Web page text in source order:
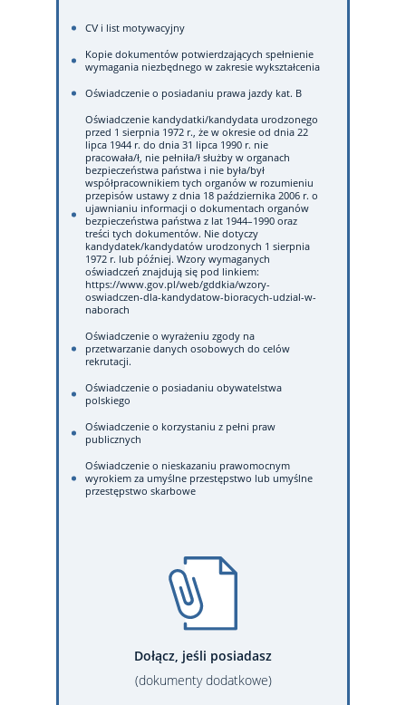
CV i list motywacyjny
Kopie dokumentów potwierdzających spełnienie
wymagania niezbędnego w zakresie wykształcenia
Oświadczenie o posiadaniu prawa jazdy kat. B
Oświadczenie kandydatki/kandydata urodzonego
przed 1 sierpnia 1972 r., że w okresie od dnia 22
lipca 1944 r. do dnia 31 lipca 1990 r. nie
pracowała/ł, nie pełniła/ł służby w organach
bezpieczeństwa państwa i nie była/był
współpracownikiem tych organów w rozumieniu
przepisów ustawy z dnia 18 października 2006 r. o
ujawnianiu informacji o dokumentach organów
bezpieczeństwa państwa z lat 1944–1990 oraz
treści tych dokumentów. Nie dotyczy
kandydatek/kandydatów urodzonych 1 sierpnia
1972 r. lub później. Wzory wymaganych
oświadczeń znajdują się pod linkiem:
https://www.gov.pl/web/gddkia/wzory-
oswiadczen-dla-kandydatow-bioracych-udzial-w-
naborach
Oświadczenie o wyrażeniu zgody na
przetwarzanie danych osobowych do celów
rekrutacji.
Oświadczenie o posiadaniu obywatelstwa
polskiego
Oświadczenie o korzystaniu z pełni praw
publicznych
Oświadczenie o nieskazaniu prawomocnym
wyrokiem za umyślne przestępstwo lub umyślne
przestępstwo skarbowe
Dołącz, jeśli posiadasz
(dokumenty dodatkowe)